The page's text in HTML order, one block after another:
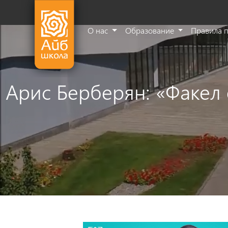
О нас Образование Правила
Арис Берберян: «Факел